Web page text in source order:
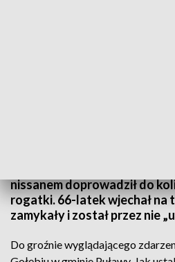
nissanem doprowadził do
rogatki. 66-latek wjechał na
zamykały i został przez nie
Do groźnie wyglądającego